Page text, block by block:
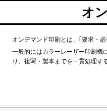
オ
オンデマンド印刷とは、｢要求・
一般的にはカラーレーザー印刷機
り、複写・製本までを一貫処理す